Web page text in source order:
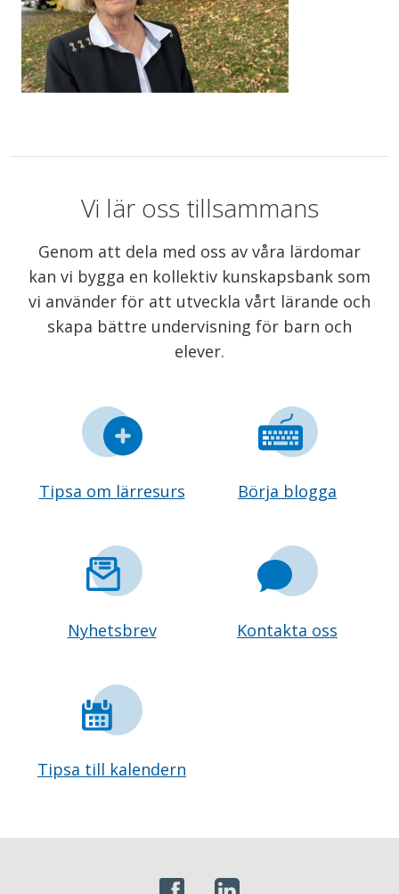
Vi lär oss tillsammans
Genom att dela med oss av våra lärdomar
kan vi bygga en kollektiv kunskapsbank som
vi använder för att utveckla vårt lärande och
skapa bättre undervisning för barn och
elever.
Tipsa om lärresurs Börja blogga
Nyhetsbrev Kontakta oss
Tipsa till kalendern